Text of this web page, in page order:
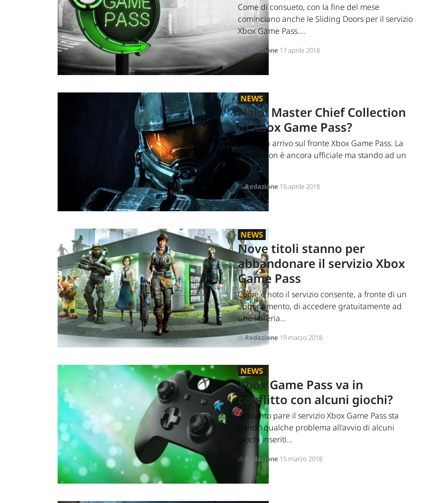
Come di consueto, con la fine del mese
cominciano anche le Sliding Doors per il servizio
Xbox Game Pass....
diRedazione 17 aprile 2018
NEWS
Halo: Master Chief Collection
in Xbox Game Pass?
Novità in arrivo sul fronte Xbox Game Pass. La
notizia non è ancora ufficiale ma stando ad un
ironico...
diRedazione 15 aprile 2018
NEWS
Nove titoli stanno per
abbandonare il servizio Xbox
Game Pass
Come è noto il servizio consente, a fronte di un
abbonamento, di accedere gratuitamente ad
una libreria...
diRedazione 19 marzo 2018
NEWS
Xbox Game Pass va in
conflitto con alcuni giochi?
A quanto pare il servizio Xbox Game Pass sta
dando qualche problema all'avvio di alcuni
giochi inseriti...
di Redazione 15 marzo 2018